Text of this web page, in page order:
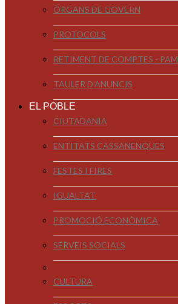
ÒRGANS DE GOVERN
PROTOCOLS
RETIMENT DE COMPTES - PAM
TAULER D'ANUNCIS
EL POBLE
CIUTADANIA
ENTITATS CASSANENQUES
FESTES I FIRES
IGUALTAT
PROMOCIÓ ECONÒMICA
SERVEIS SOCIALS
CULTURA